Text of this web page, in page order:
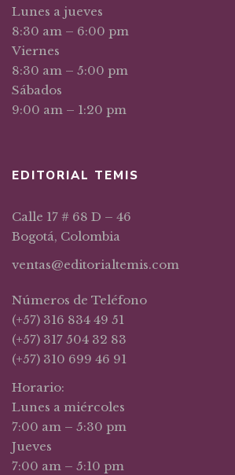
Lunes a jueves
8:30 am – 6:00 pm
Viernes
8:30 am – 5:00 pm
Sábados
9:00 am – 1:20 pm
EDITORIAL TEMIS
Calle 17 # 68 D – 46
Bogotá, Colombia
ventas@editorialtemis.com
Números de Teléfono
(+57) 316 834 49 51
(+57) 317 504 32 83
(+57) 310 699 46 91
Horario:
Lunes a miércoles
7:00 am – 5:30 pm
Jueves
7:00 am – 5:10 pm